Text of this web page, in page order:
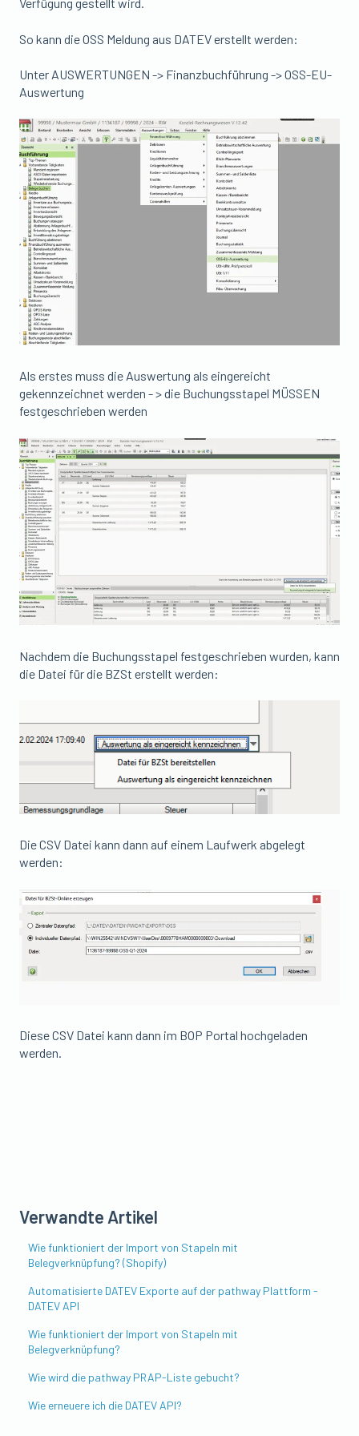
So kann die OSS Meldung aus DATEV erstellt werden:
Unter AUSWERTUNGEN -> Finanzbuchführung -> OSS-EU-
Auswertung
Als erstes muss die Auswertung als eingereicht
gekennzeichnet werden - > die Buchungsstapel MÜSSEN
festgeschrieben werden
Nachdem die Buchungsstapel festgeschrieben wurden, kann
die Datei für die BZSt erstellt werden:
Die CSV Datei kann dann auf einem Laufwerk abgelegt
werden:
Diese CSV Datei kann dann im BOP Portal hochgeladen
werden.
Verwandte Artikel
Wie funktioniert der Import von Stapeln mit
Belegverknüpfung? (Shopify)
Automatisierte DATEV Exporte auf der pathway Plattform -
DATEV API
Wie funktioniert der Import von Stapeln mit
Belegverknüpfung?
Wie wird die pathway PRAP-Liste gebucht?
Wie erneuere ich die DATEV API?